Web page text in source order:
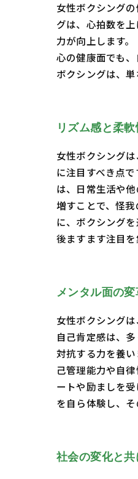
女性ボクシング
グは、心拍数を
力が向上します
心の健康面でも
ボクシングは、
リズム感と柔
女性ボクシング
に注目すべき点
は、日常生活や
増すことで、怪
に、ボクシング
後ますます注目を
メンタル面の
女性ボクシング
自己肯定感は、
対抗する力を養
己管理能力や自
ートや励ましを
を自ら体験し、
社会の変化と